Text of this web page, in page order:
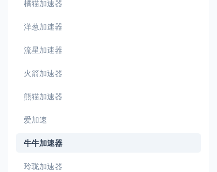
橘猫加速器
洋葱加速器
流星加速器
火箭加速器
熊猫加速器
爱加速
牛牛加速器
玲珑加速器